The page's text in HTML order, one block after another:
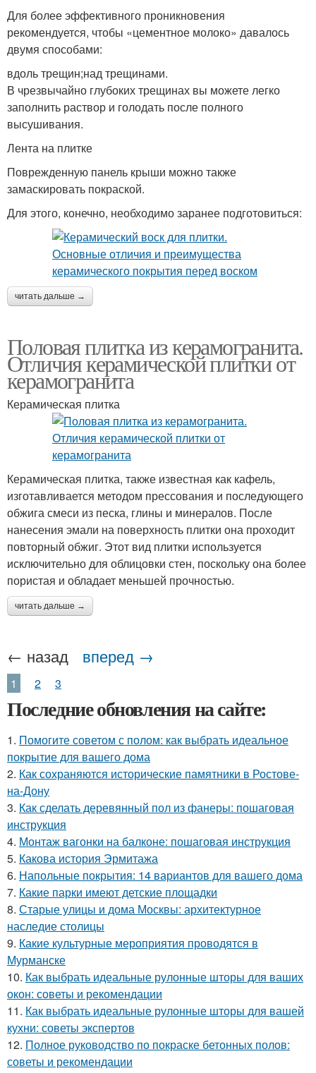
Для более эффективного проникновения
рекомендуется, чтобы «цементное молоко» давалось
двумя способами:
вдоль трещин;над трещинами.
В чрезвычайно глубоких трещинах вы можете легко
заполнить раствор и голодать после полного
высушивания.
Лента на плитке
Поврежденную панель крыши можно также
замаскировать покраской.
Для этого, конечно, необходимо заранее подготовиться:
читать дальше →
Половая плитка из керамогранита.
Отличия керамической плитки от
керамогранита
Керамическая плитка
Керамическая плитка, также известная как кафель,
изготавливается методом прессования и последующего
обжига смеси из песка, глины и минералов. После
нанесения эмали на поверхность плитки она проходит
повторный обжиг. Этот вид плитки используется
исключительно для облицовки стен, поскольку она более
пористая и обладает меньшей прочностью.
читать дальше →
← назад вперед →
1 2 3
Последние обновления на сайте:
1. Помогите советом с полом: как выбрать идеальное
покрытие для вашего дома
2. Как сохраняются исторические памятники в Ростове-
на-Дону
3. Как сделать деревянный пол из фанеры: пошаговая
инструкция
4. Монтаж вагонки на балконе: пошаговая инструкция
5. Какова история Эрмитажа
6. Напольные покрытия: 14 вариантов для вашего дома
7. Какие парки имеют детские площадки
8. Старые улицы и дома Москвы: архитектурное
наследие столицы
9. Какие культурные мероприятия проводятся в
Мурманске
10. Как выбрать идеальные рулонные шторы для ваших
окон: советы и рекомендации
11. Как выбрать идеальные рулонные шторы для вашей
кухни: советы экспертов
12. Полное руководство по покраске бетонных полов:
советы и рекомендации